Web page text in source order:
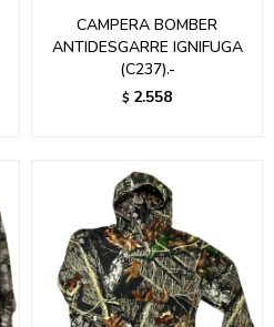
CAMPERA BOMBER
ANTIDESGARRE IGNIFUGA
(C237).-
$ 2.558